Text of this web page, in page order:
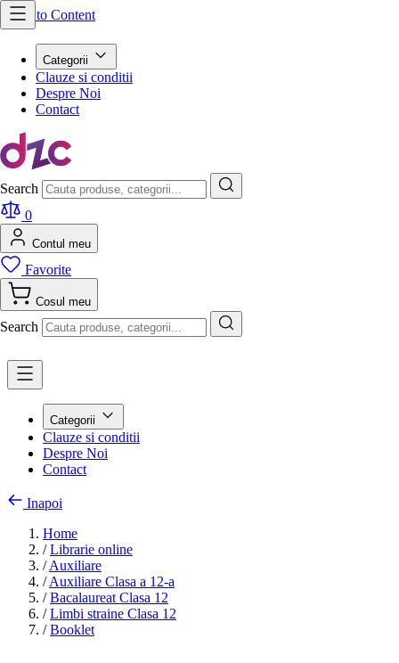
Skip to Content
Categorii
Clauze si conditii
Despre Noi
Contact
Search
0
Contul meu
Favorite
Cosul meu
Search
Categorii
Clauze si conditii
Despre Noi
Contact
Inapoi
Home
/ Librarie online
/ Auxiliare
/ Auxiliare Clasa a 12-a
/ Bacalaureat Clasa 12
/ Limbi straine Clasa 12
/ Booklet